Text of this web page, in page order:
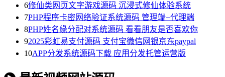
6修仙类网页文字游戏源码 沉浸式修仙体验系统
7PHP程序卡密网络验证系统源码 管理端+代理端
8PHP姓名缘分配对系统源码 看看朋友是否喜欢你
92025彩虹易支付源码 支付宝微信网银京东paypal
10APP分发系统源码下载 应用分发托管运营版